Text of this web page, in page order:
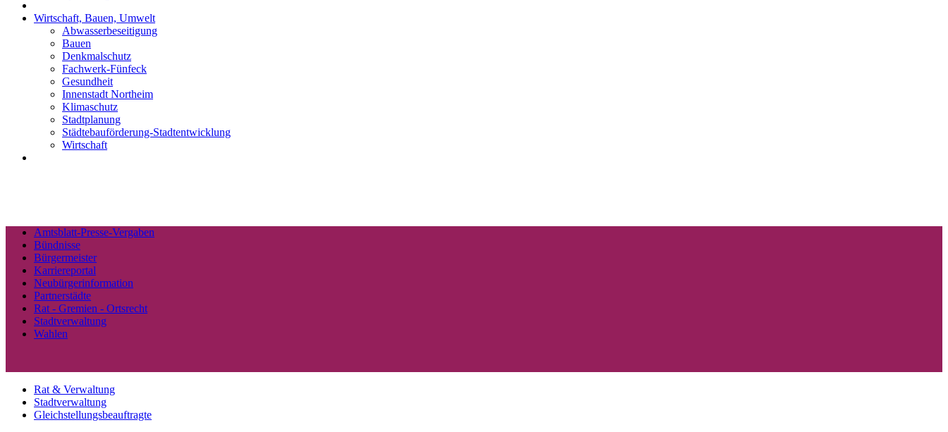
Wirtschaft, Bauen, Umwelt
Abwasserbeseitigung
Bauen
Denkmalschutz
Fachwerk-Fünfeck
Gesundheit
Innenstadt Northeim
Klimaschutz
Stadtplanung
Städtebauförderung-Stadtentwicklung
Wirtschaft
Amtsblatt-Presse-Vergaben
Bündnisse
Bürgermeister
Karriereportal
Neubürgerinformation
Partnerstädte
Rat - Gremien - Ortsrecht
Stadtverwaltung
Wahlen
Rat & Verwaltung
Stadtverwaltung
Gleichstellungsbeauftragte